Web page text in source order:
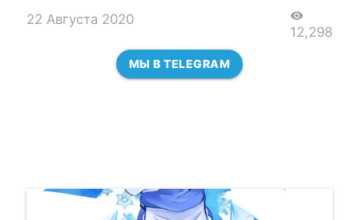
22 Августа 2020 visibility
12,298
МЫ В TELEGRAM